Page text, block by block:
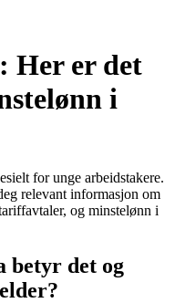
Her er det
i
for unge arbeidstakere.
relevant informasjon om
og minstelønn i
betyr det og